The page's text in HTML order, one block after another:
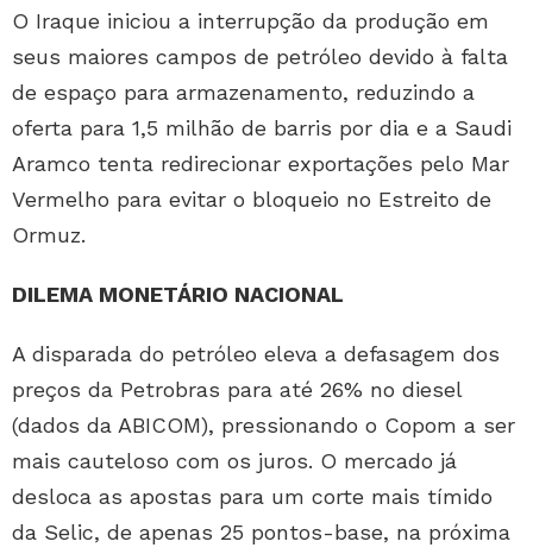
O Iraque iniciou a interrupção da produção em
seus maiores campos de petróleo devido à falta
de espaço para armazenamento, reduzindo a
oferta para 1,5 milhão de barris por dia e a Saudi
Aramco tenta redirecionar exportações pelo Mar
Vermelho para evitar o bloqueio no Estreito de
Ormuz.
DILEMA MONETÁRIO NACIONAL
A disparada do petróleo eleva a defasagem dos
preços da Petrobras para até 26% no diesel
(dados da ABICOM), pressionando o Copom a ser
mais cauteloso com os juros. O mercado já
desloca as apostas para um corte mais tímido
da Selic, de apenas 25 pontos-base, na próxima